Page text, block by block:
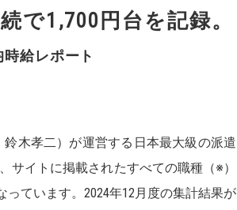
で1,700円台を記録。
給レポート
木孝二）が運営する日本最大級の派遣
サイトに掲載されたすべての職種（※）
ています。2024年12月度の集計結果が